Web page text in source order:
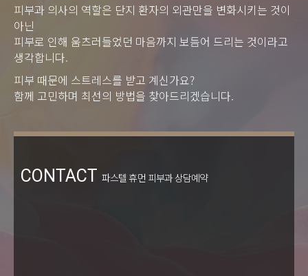
피부과 의사의 역할은 단지 환자의 외관만을 변화시키는 것이
아닌
피부로 인해 움츠러들었던 마음까지 보듬어 드리는 것이라고
생각합니다.
피부 때문에 스트레스를 받고 계신가요?
함께 고민하며 최선의 방법을 찾아드리겠습니다.
CONTACT 파스텔 휴먼 피부과 상담예약